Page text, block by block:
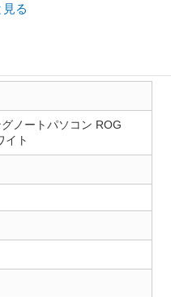
見る
ノートパソコン ROG
イト